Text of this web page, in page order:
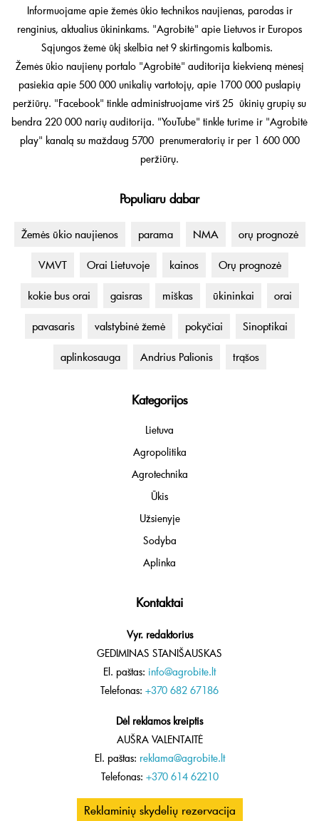
Informuojame apie žemės ūkio technikos naujienas, parodas ir
renginius, aktualius ūkininkams. "Agrobitė" apie Lietuvos ir Europos
Sąjungos žemė ūkį skelbia net 9 skirtingomis kalbomis.
Žemės ūkio naujienų portalo "Agrobitė" auditorija kiekvieną mėnesį
pasiekia apie 500 000 unikalių vartotojų, apie 1700 000 puslapių
peržiūrų. "Facebook" tinkle administruojame virš 25 ūkinių grupių su
bendra 220 000 narių auditorija. "YouTube" tinkle turime ir "Agrobitė
play" kanalą su maždaug 5700 prenumeratorių ir per 1 600 000
peržiūrų.
Populiaru dabar
Žemės ūkio naujienos parama NMA orų prognozė
VMVT Orai Lietuvoje kainos Orų prognozė
kokie bus orai gaisras miškas ūkininkai orai
pavasaris valstybinė žemė pokyčiai Sinoptikai
aplinkosauga Andrius Palionis trąšos
Kategorijos
Lietuva
Agropolitika
Agrotechnika
Ūkis
Užsienyje
Sodyba
Aplinka
Kontaktai
Vyr. redaktorius
GEDIMINAS STANIŠAUSKAS
El. paštas: info@agrobite.lt
Telefonas: +370 682 67186
Dėl reklamos kreiptis
AUŠRA VALENTAITĖ
El. paštas: reklama@agrobite.lt
Telefonas: +370 614 62210
Reklaminių skydelių rezervacija